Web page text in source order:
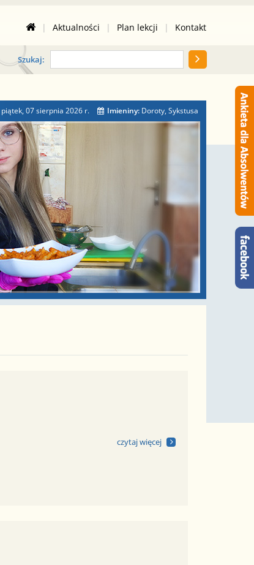
| Aktualności | Plan lekcji | Kontakt
Szukaj:
piątek, 07 sierpnia 2026 r. Imieniny: Doroty, Sykstusa
czytaj więcej